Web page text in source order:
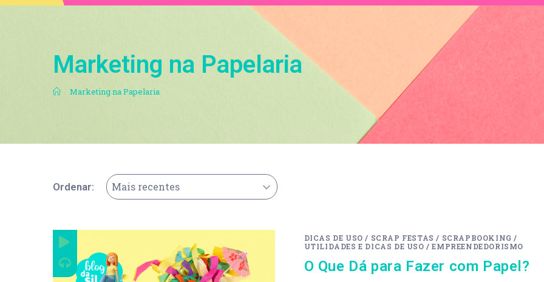
Marketing na Papelaria
. Marketing na Papelaria
Ordenar: Mais recentes
DICAS DE USO / SCRAP FESTAS / SCRAPBOOKING /
UTILIDADES E DICAS DE USO /EMPREENDEDORISMO
O Que Dá para Fazer com Papel?